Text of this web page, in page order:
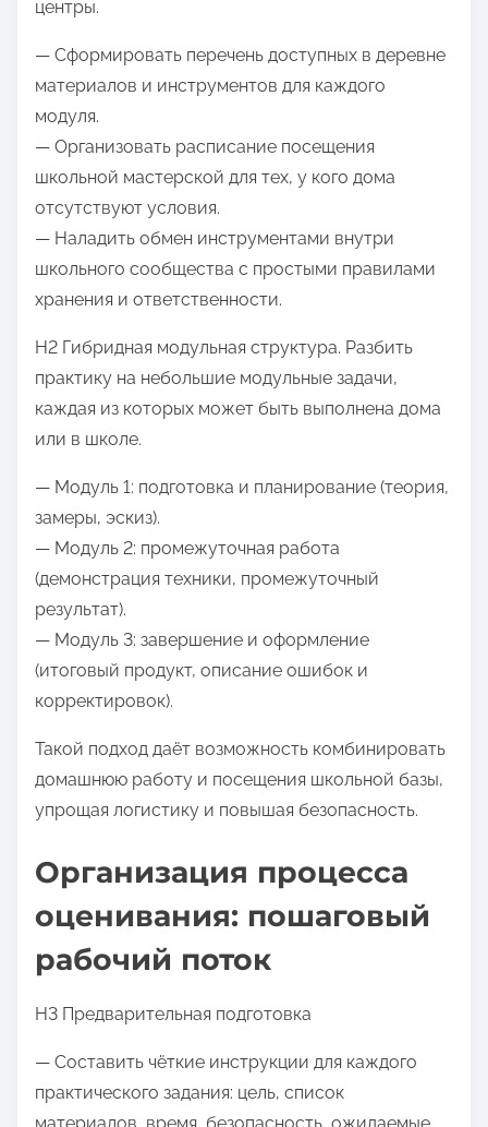
центры.
— Сформировать перечень доступных в деревне
материалов и инструментов для каждого
модуля.
— Организовать расписание посещения
школьной мастерской для тех, у кого дома
отсутствуют условия.
— Наладить обмен инструментами внутри
школьного сообщества с простыми правилами
хранения и ответственности.
H2 Гибридная модульная структура. Разбить
практику на небольшие модульные задачи,
каждая из которых может быть выполнена дома
или в школе.
— Модуль 1: подготовка и планирование (теория,
замеры, эскиз).
— Модуль 2: промежуточная работа
(демонстрация техники, промежуточный
результат).
— Модуль 3: завершение и оформление
(итоговый продукт, описание ошибок и
корректировок).
Такой подход даёт возможность комбинировать
домашнюю работу и посещения школьной базы,
упрощая логистику и повышая безопасность.
Организация процесса
оценивания: пошаговый
рабочий поток
H3 Предварительная подготовка
— Составить чёткие инструкции для каждого
практического задания: цель, список